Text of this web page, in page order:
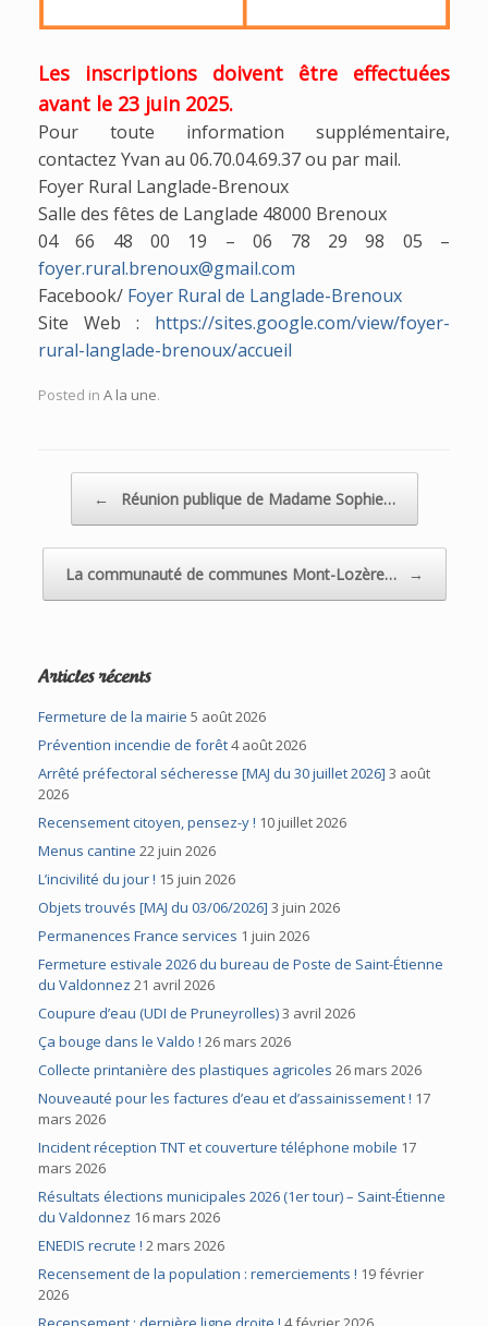
Les inscriptions doivent être effectuées
avant le 23 juin 2025.
Pour toute information supplémentaire,
contactez Yvan au 06.70.04.69.37 ou par mail.
Foyer Rural Langlade-Brenoux
Salle des fêtes de Langlade 48000 Brenoux
04 66 48 00 19 – 06 78 29 98 05 –
foyer.rural.brenoux@gmail.com
Facebook/ Foyer Rural de Langlade-Brenoux
Site Web : https://sites.google.com/view/foyer-
rural-langlade-brenoux/accueil
Posted in A la une.
← Réunion publique de Madame Sophie…
La communauté de communes Mont-Lozère… →
Articles récents
Fermeture de la mairie 5 août 2026
Prévention incendie de forêt4 août 2026
Arrêté préfectoral sécheresse [MAJ du 30 juillet 2026] 3 août
2026
Recensement citoyen, pensez-y ! 10 juillet 2026
Menus cantine 22 juin 2026
L’incivilité du jour ! 15 juin 2026
Objets trouvés [MAJ du 03/06/2026] 3 juin 2026
Permanences France services 1 juin 2026
Fermeture estivale 2026 du bureau de Poste de Saint-Étienne
du Valdonnez 21 avril 2026
Coupure d’eau (UDI de Pruneyrolles)3 avril 2026
Ça bouge dans le Valdo ! 26 mars 2026
Collecte printanière des plastiques agricoles 26 mars 2026
Nouveauté pour les factures d’eau et d’assainissement ! 17
mars 2026
Incident réception TNT et couverture téléphone mobile 17
mars 2026
Résultats élections municipales 2026 (1er tour) – Saint-Étienne
du Valdonnez 16 mars 2026
ENEDIS recrute ! 2 mars 2026
Recensement de la population : remerciements ! 19 février
2026